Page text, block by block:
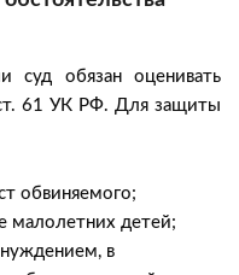
суд обязан оценивать
61 УК РФ. Для защиты
обвиняемого;
малолетних детей;
в